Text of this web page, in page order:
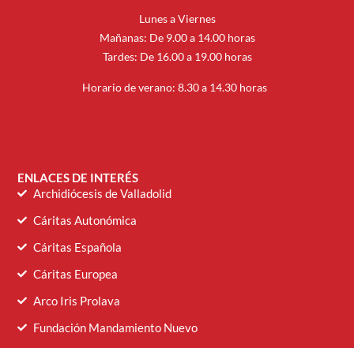
Lunes a Viernes
Mañanas: De 9.00 a 14.00 horas
Tardes: De 16.00 a 19.00 horas
Horario de verano: 8.30 a 14.30 horas
ENLACES DE INTERÉS
Archidiócesis de Valladolid
Cáritas Autonómica
Cáritas Española
Cáritas Europea
Arco Iris Prolava
Fundación Mandamiento Nuevo